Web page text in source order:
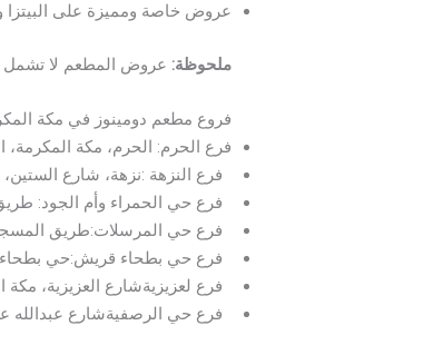
عروض خاصة ومميزة على البيتزا
ملحوظة: عروض المطعم لا تشمل
فروع مطعم دومينوز في مكة
فرع الحرم: الحرم، مكة المكرمة،
فرع النزهة :نزهة، شارع الستين،
فرع حي الحمراء وأم الجود: طريق
فرع حي المرسلات:طریق المسجد
فرع حي بطحاء قريش:حي بطحاء
فرع لعزيزيةشارع العزيزية،
فرع حي الرصفيةشارع عبدالله